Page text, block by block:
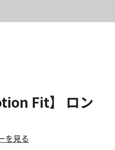
Fit】 ロン
を見る